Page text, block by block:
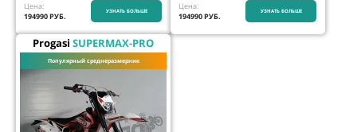
Цена:
194990РУБ. УЗНАТЬ БОЛЬШЕ
Цена:
194990РУБ. УЗНАТЬ БОЛЬШЕ
Progasi SUPERMAX-PRO
Популярный среднеразмерник